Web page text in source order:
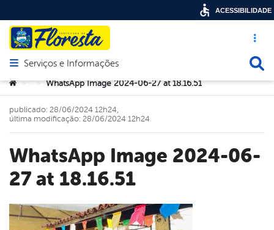
Acesso
Abrir menu principal de navegação
Serviços e Informações
Você está aqui:
> > WhatsApp Image 2024-06-27 at 18.16.51
WhatsApp Image 2024-06-
27 at 18.16.51
publicado: 28/06/2024 12h24,
última modificação: 28/06/2024 12h24
ACESSIBILIDADE